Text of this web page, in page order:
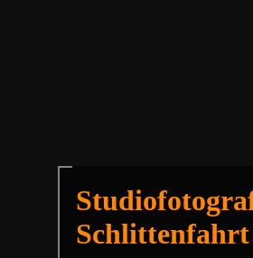
Schlittenfahrt